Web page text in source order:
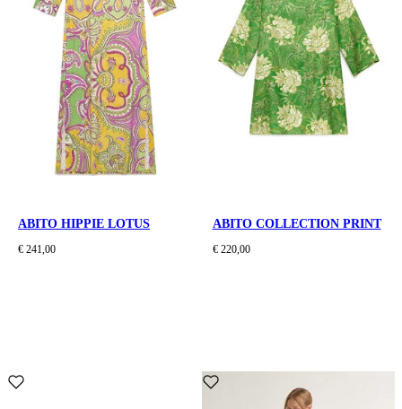
ABITO HIPPIE LOTUS
€ 241,00
ABITO COLLECTION PRINT
€ 220,00